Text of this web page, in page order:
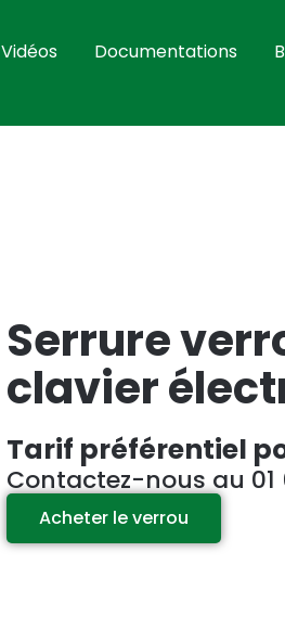
Vidéos Documentations
Serrure
clavier
Tarif préférentiel
Contactez-nous au 01
Acheter le verrou